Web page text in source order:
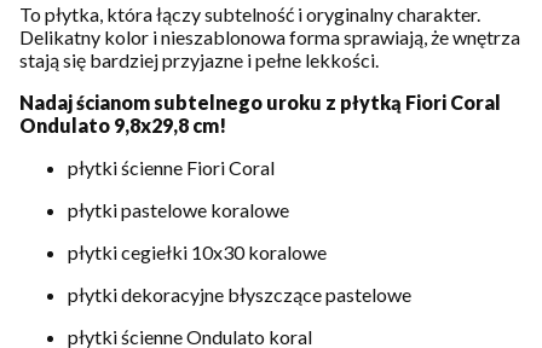
To płytka, która łączy subtelność i oryginalny charakter.
Delikatny kolor i nieszablonowa forma sprawiają, że wnętrza
stają się bardziej przyjazne i pełne lekkości.
Nadaj ścianom subtelnego uroku z płytką Fiori Coral
Ondulato 9,8x29,8 cm!
płytki ścienne Fiori Coral
płytki pastelowe koralowe
płytki cegiełki 10x30 koralowe
płytki dekoracyjne błyszczące pastelowe
płytki ścienne Ondulato koral